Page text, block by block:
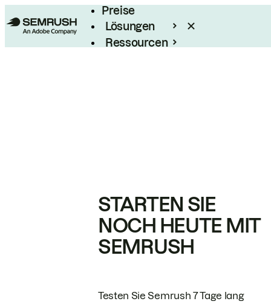
Preise
Lösungen
Ressourcen
STARTEN SIE
NOCH HEUTE MIT
SEMRUSH
Testen Sie Semrush 7 Tage lang